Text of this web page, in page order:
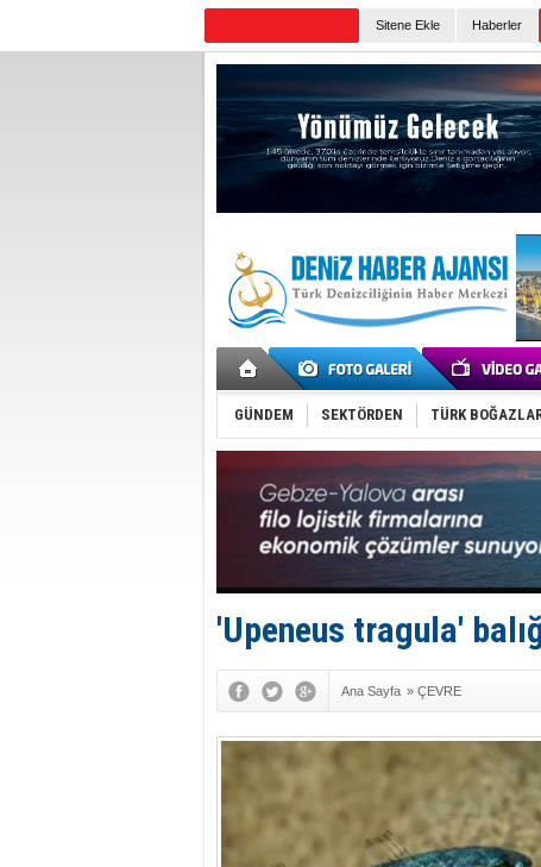
Sitene Ekle Haberler
GÜNDEM SEKTÖRDEN TÜRK
'Upeneus tragula'
Ana Sayfa » ÇEVRE